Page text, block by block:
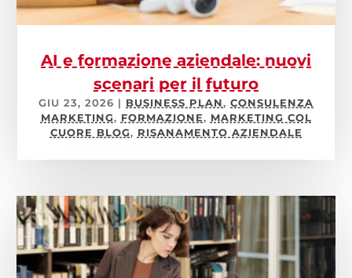
AI e formazione aziendale: nuovi
scenari per il futuro
GIU 23, 2026 | BUSINESS PLAN, CONSULENZA
MARKETING, FORMAZIONE, MARKETING COL
CUORE BLOG, RISANAMENTO AZIENDALE